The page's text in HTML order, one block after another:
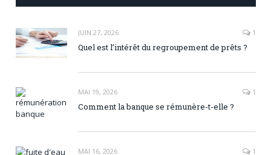
JUIN 27, 2026 1
Quel est l’intérêt du regroupement de prêts ?
MAI 19, 2026 1
Comment la banque se rémunère-t-elle ?
MAI 16, 2026 1